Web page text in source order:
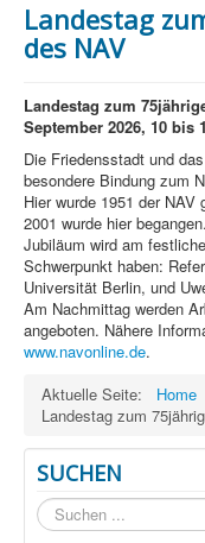
Landestag
des NAV
Landestag zum
September 2026, 10 bis
Die Friedensstadt und
besondere Bindung zum
Hier wurde 1951 der
2001 wurde hier
Jubiläum wird am
Schwerpunkt haben:
Universität Berlin, und
Am Nachmittag werden
angeboten. Nähere
www.navonline.de.
Aktuelle Seite:
Home
Landestag zum
SUCHEN
Suchen
...